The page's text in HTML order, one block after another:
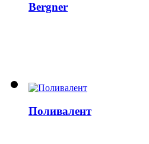
Bergner
Поливалент